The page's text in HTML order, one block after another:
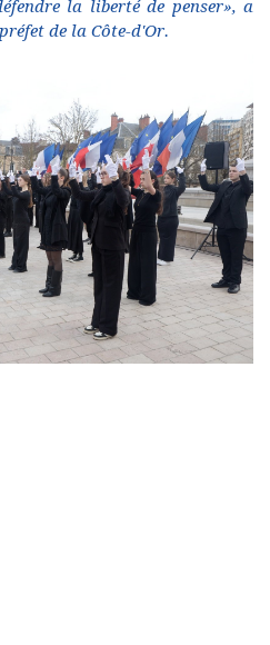
la liberté de penser», a
de la Côte-d'Or.